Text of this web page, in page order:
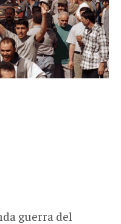
guerra del